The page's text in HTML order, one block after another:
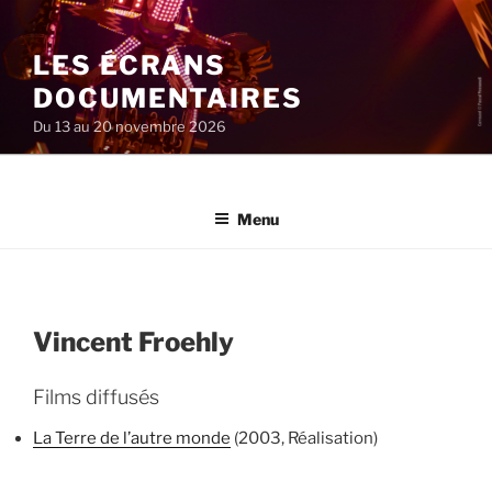
au
contenu
principal
LES ÉCRANS
DOCUMENTAIRES
Du 13 au 20 novembre 2026
Menu
Vincent Froehly
Films diffusés
La Terre de l’autre monde (2003, Réalisation)